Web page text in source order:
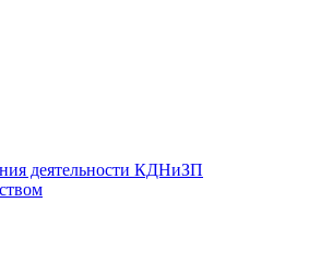
деятельности КДНиЗП